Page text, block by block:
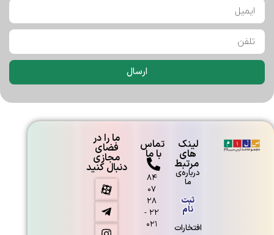
آوا مجیدی
شوک آینده
ارسال
لینک
های
مرتبط
درباره‌ی
ما
ثبت
نام
افتخارات
تماس
با ما
۸۴
۰۷
۲۸
۲۲ -
۰۲۱
ما را در
فضای
مجازی
دنبال کنید